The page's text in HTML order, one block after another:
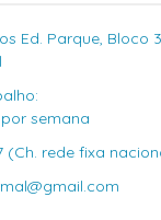
Ed. Parque, Bloco
semana
(Ch. rede fixa